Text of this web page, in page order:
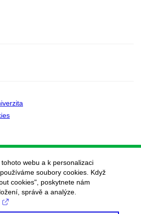
webu a k personalizaci
soubory cookies. Když
cookies", poskytnete nám
správě a analýze.